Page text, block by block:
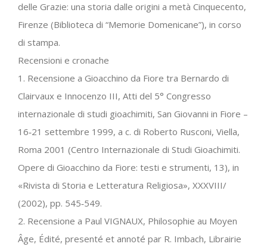
delle Grazie: una storia dalle origini a metà Cinquecento,
Firenze (Biblioteca di “Memorie Domenicane”), in corso
di stampa.
Recensioni e cronache
1. Recensione a Gioacchino da Fiore tra Bernardo di
Clairvaux e Innocenzo III, Atti del 5° Congresso
internazionale di studi gioachimiti, San Giovanni in Fiore –
16‐21 settembre 1999, a c. di Roberto Rusconi, Viella,
Roma 2001 (Centro Internazionale di Studi Gioachimiti.
Opere di Gioacchino da Fiore: testi e strumenti, 13), in
«Rivista di Storia e Letteratura Religiosa», XXXVIII/
(2002), pp. 545‐549.
2. Recensione a Paul VIGNAUX, Philosophie au Moyen
Âge, Édité, presenté et annoté par R. Imbach, Librairie